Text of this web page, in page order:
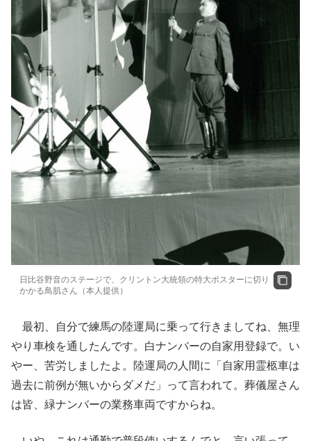
日比谷野音のステージで、クリントン大統領の特大ポスターに切り
かかる鳥肌さん（本人提供）
最初、自分で練馬の陸運局に乗って行きましてね、無理
やり車検を通したんです。白ナンバーの自家用登録で。い
やー、苦労しましたよ。陸運局の人間に「自家用霊柩車は
過去に前例が無いからダメだ」って言われて。葬儀屋さん
は皆、緑ナンバーの業務車両ですからね。